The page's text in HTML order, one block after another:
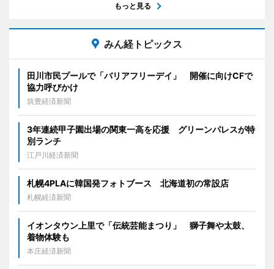
もっと見る
みん経トピックス
田川市民プールで「バリアフリーデイ」 開催に向けCFで
協力呼びかけ
筑豊経済新聞
3年連続甲子園出場の関東一高を応援 グリーンパレスが特
別ランチ
江戸川経済新聞
札幌4PLAに韓国発フォトブース 北海道初の常設店
札幌経済新聞
イオンタウン上里で「伝統芸能まつり」 獅子舞や太鼓、
着物体験も
本庄経済新聞